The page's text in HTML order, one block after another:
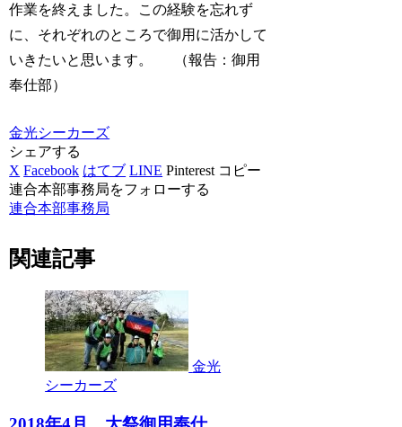
作業を終えました。この経験を忘れず
に、それぞれのところで御用に活かして
いきたいと思います。 （報告：御用
奉仕部）
金光シーカーズ
シェアする
X Facebook はてブ LINE Pinterest コピー
連合本部事務局をフォローする
連合本部事務局
関連記事
金光
シーカーズ